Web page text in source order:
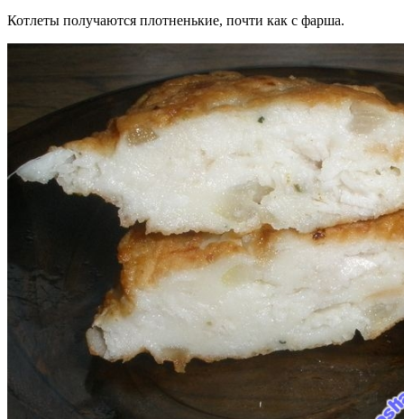
Котлеты получаются плотненькие, почти как с фарша.